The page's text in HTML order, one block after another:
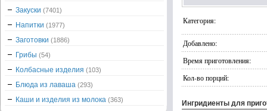
Категория:
Добавлено:
Время приготовления:
Кол-во порций:
Ингридиенты для
Закуски (7401)
Напитки (1977)
Заготовки (1886)
Грибы (54)
Колбасные изделия (103)
Блюда из лаваша (293)
Каши и изделия из молока (363)